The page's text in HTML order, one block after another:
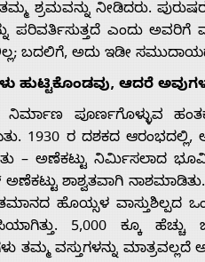
ಶ್ರಮವನ್ನು ನೀಡಿದರು.
ಪರಿವರ್ತಿಸುತ್ತದೆ ಎಂದು
ಬದಲಿಗೆ, ಅದು ಇಡೀ
ಹುಟ್ಟಿಕೊಂಡವು, ಆದರೆ
ನಿರ್ಮಾಣ ಪೂರ್ಣಗೊಳ್ಳುವ
1930 ರ ದಶಕದ ಆರಂಭದಲ್ಲಿ,
– ಅಣೆಕಟ್ಟು ನಿರ್ಮಿಸಲಾದ
ಶಾಶ್ವತವಾಗಿ
ಹೊಯ್ಸಳ ವಾಸ್ತುಶಿಲ್ಪದ
5,000 ಕ್ಕೂ ಹೆಚ್ಚು
ತಮ್ಮ ವಸ್ತುಗಳನ್ನು